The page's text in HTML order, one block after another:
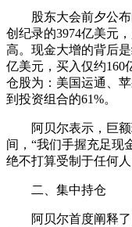
股东大会前夕公布
创纪录的3974亿美元
高。现金大增的背后
亿美元，买入仅约160
仓股为：美国运通、
到投资组合的61%。
阿贝尔表示，巨额
间，“我们手握充足现
绝不打算受制于任何
二、集中持仓
阿贝尔首度阐释了